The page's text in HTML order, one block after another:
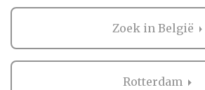
Voor zowel Huwelijksreis als
onderdelen voor de bruiloft
Trouwen.nl veel inspiratie
iets gezien dat je aanspreekt?
direct contact opnemen bij de
Zoek in België
Rotterdam